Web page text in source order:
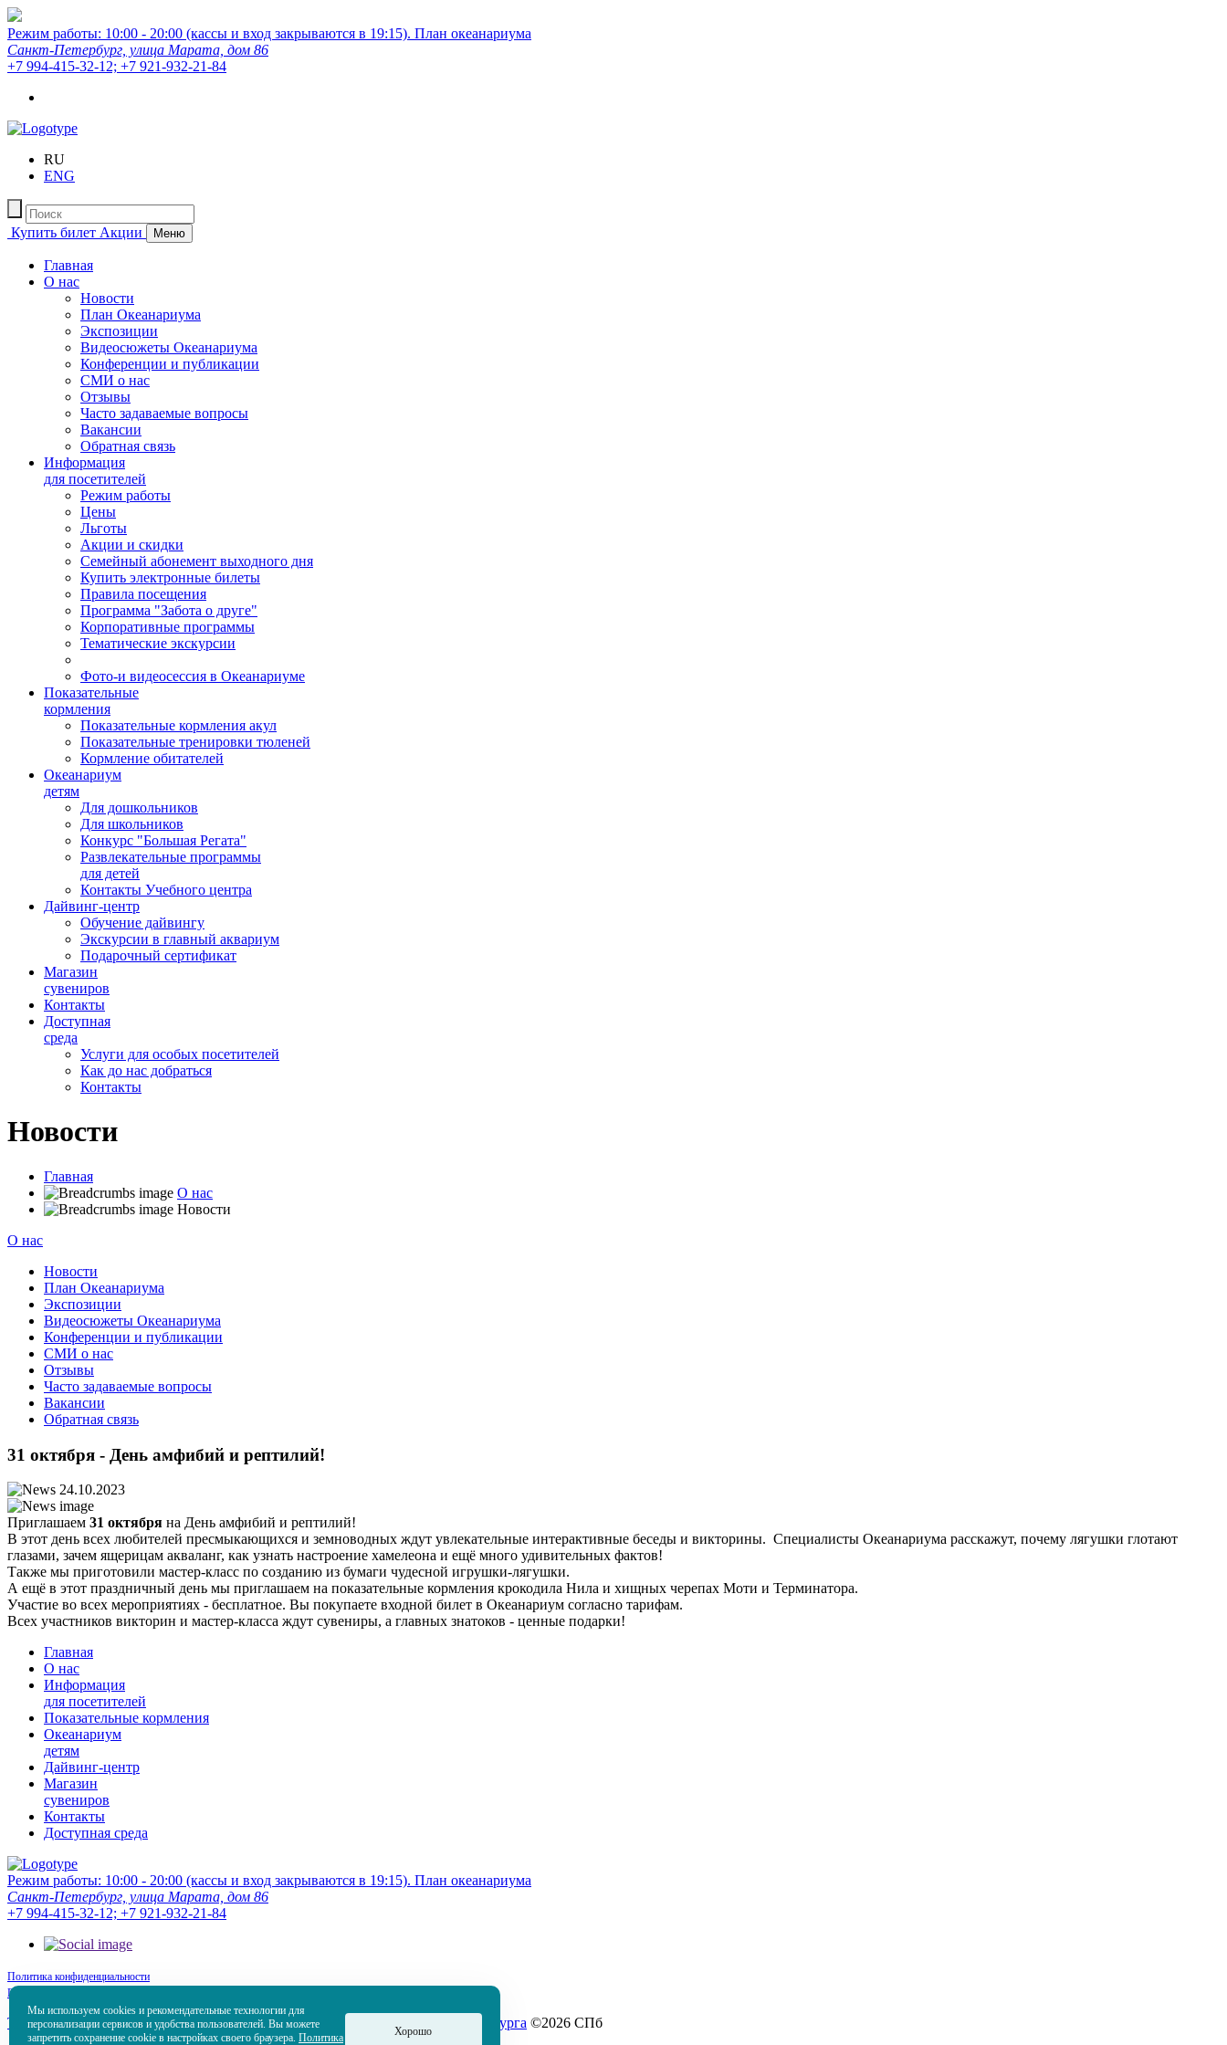
Режим работы: 10:00 - 20:00 (кассы и вход закрываются в 19:15). План океанариума
Санкт-Петербург, улица Марата, дом 86
+7 994-415-32-12; +7 921-932-21-84
RU
ENG
Купить билет Акции Меню
Главная
О нас
Новости
План Океанариума
Экспозиции
Видеосюжеты Океанариума
Конференции и публикации
СМИ о нас
Отзывы
Часто задаваемые вопросы
Вакансии
Обратная связь
Информация
для посетителей
Режим работы
Цены
Льготы
Акции и скидки
Семейный абонемент выходного дня
Купить электронные билеты
Правила посещения
Программа "Забота о друге"
Корпоративные программы
Тематические экскурсии
Фото-и видеосессия в Океанариуме
Показательные
кормления
Показательные кормления акул
Показательные тренировки тюленей
Кормление обитателей
Океанариум
детям
Для дошкольников
Для школьников
Конкурс "Большая Регата"
Развлекательные программы
для детей
Контакты Учебного центра
Дайвинг-центр
Обучение дайвингу
Экскурсии в главный аквариум
Подарочный сертификат
Магазин
сувениров
Контакты
Доступная
среда
Услуги для особых посетителей
Как до нас добраться
Контакты
Новости
Главная
О нас
Новости
О нас
Новости
План Океанариума
Экспозиции
Видеосюжеты Океанариума
Конференции и публикации
СМИ о нас
Отзывы
Часто задаваемые вопросы
Вакансии
Обратная связь
31 октября - День амфибий и рептилий!
24.10.2023
Приглашаем 31 октября на День амфибий и рептилий!
В этот день всех любителей пресмыкающихся и земноводных ждут увлекательные интерактивные беседы и викторины. Специалисты Океанариума расскажут, почему лягушки глотают
глазами, зачем ящерицам акваланг, как узнать настроение хамелеона и ещё много удивительных фактов!
Также мы приготовили мастер-класс по созданию из бумаги чудесной игрушки-лягушки.
А ещё в этот праздничный день мы приглашаем на показательные кормления крокодила Нила и хищных черепах Моти и Терминатора.
Участие во всех мероприятиях - бесплатное. Вы покупаете входной билет в Океанариум согласно тарифам.
Всех участников викторин и мастер-класса ждут сувениры, а главных знатоков - ценные подарки!
Главная
О нас
Информация
для посетителей
Показательные кормления
Океанариум
детям
Дайвинг-центр
Магазин
сувениров
Контакты
Доступная среда
Режим работы: 10:00 - 20:00 (кассы и вход закрываются в 19:15). План океанариума
Санкт-Петербург, улица Марата, дом 86
+7 994-415-32-12; +7 921-932-21-84
Политика конфиденциальности
Пользовательское соглашение
ТРК "Планета Нептун" — торговый развлекательный комплекс Санкт-Петербурга ©2026 СПб
Мы используем cookies и рекомендательные технологии для
персонализации сервисов и удобства пользователей. Вы можете
запретить сохранение cookie в настройках своего браузера. Политика Хорошо